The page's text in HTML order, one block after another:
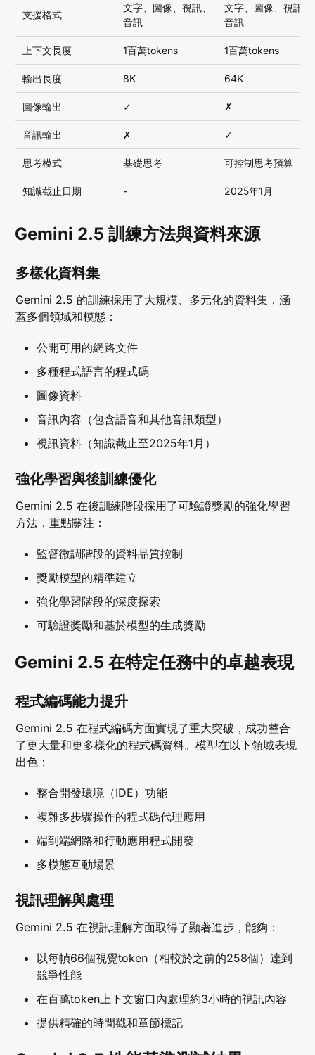
支援格式
文字、圖像、視訊、
音訊
文字、圖像、視訊、
音訊
上下文長度 1百萬tokens 1百萬tokens
輸出長度 8K 64K
圖像輸出 ✓ ✗
音訊輸出 ✗ ✓
思考模式 基礎思考 可控制思考預算
知識截止日期 - 2025年1月
Gemini 2.5 訓練方法與資料來源
多樣化資料集
Gemini 2.5 的訓練採用了大規模、多元化的資料集，涵
蓋多個領域和模態：
公開可用的網路文件
多種程式語言的程式碼
圖像資料
音訊內容（包含語音和其他音訊類型）
視訊資料（知識截止至2025年1月）
強化學習與後訓練優化
Gemini 2.5 在後訓練階段採用了可驗證獎勵的強化學習
方法，重點關注：
監督微調階段的資料品質控制
獎勵模型的精準建立
強化學習階段的深度探索
可驗證獎勵和基於模型的生成獎勵
Gemini 2.5 在特定任務中的卓越表現
程式編碼能力提升
Gemini 2.5 在程式編碼方面實現了重大突破，成功整合
了更大量和更多樣化的程式碼資料。模型在以下領域表現
出色：
整合開發環境（IDE）功能
複雜多步驟操作的程式碼代理應用
端到端網路和行動應用程式開發
多模態互動場景
視訊理解與處理
Gemini 2.5 在視訊理解方面取得了顯著進步，能夠：
以每幀66個視覺token（相較於之前的258個）達到
競爭性能
在百萬token上下文窗口內處理約3小時的視訊內容
提供精確的時間戳和章節標記